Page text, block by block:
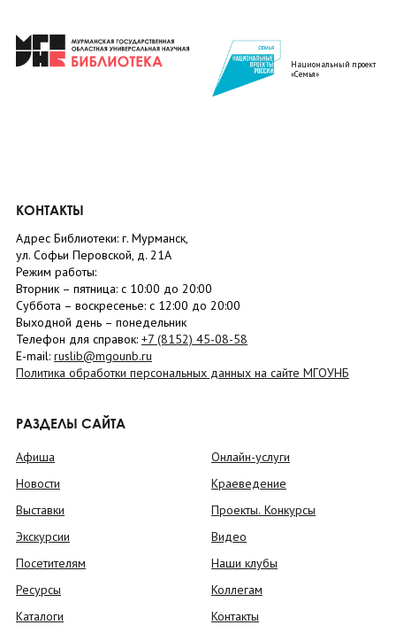
Национальный проект
«Семья»
КОНТАКТЫ
Адрес Библиотеки: г. Мурманск,
ул. Софьи Перовской, д. 21А
Режим работы:
Вторник – пятница: с 10:00 до 20:00
Суббота – воскресенье: c 12:00 до 20:00
Выходной день – понедельник
Телефон для справок: +7 (8152) 45-08-58
E-mail: ruslib@mgounb.ru
Политика обработки персональных данных на сайте МГОУНБ
РАЗДЕЛЫ САЙТА
Афиша
Новости
Выставки
Экскурсии
Посетителям
Ресурсы
Каталоги
Онлайн-услуги
Краеведение
Проекты. Конкурсы
Видео
Наши клубы
Коллегам
Контакты